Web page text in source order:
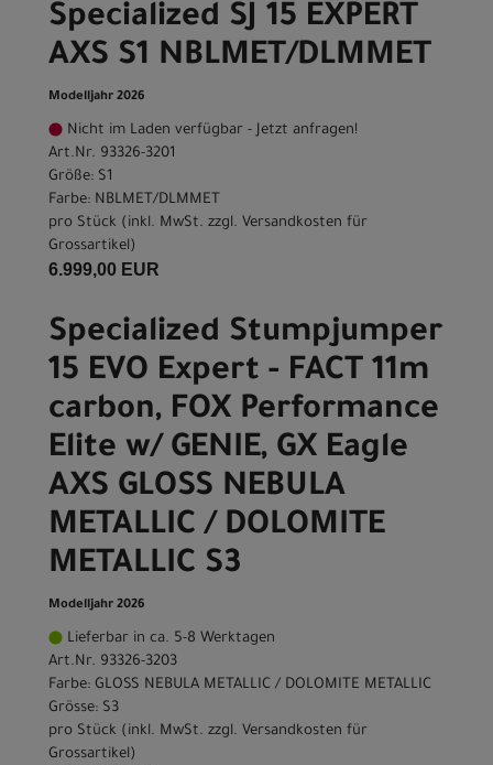
Specialized SJ 15 EXPERT
AXS S1 NBLMET/DLMMET
Modelljahr 2026
Nicht im Laden verfügbar - Jetzt anfragen!
Art.Nr. 93326-3201
Größe: S1
Farbe: NBLMET/DLMMET
pro Stück (inkl. MwSt. zzgl. Versandkosten für
Grossartikel)
6.999,00 EUR
Specialized Stumpjumper
15 EVO Expert - FACT 11m
carbon, FOX Performance
Elite w/ GENIE, GX Eagle
AXS GLOSS NEBULA
METALLIC / DOLOMITE
METALLIC S3
Modelljahr 2026
Lieferbar in ca. 5-8 Werktagen
Art.Nr. 93326-3203
Farbe: GLOSS NEBULA METALLIC / DOLOMITE METALLIC
Grösse: S3
pro Stück (inkl. MwSt. zzgl. Versandkosten für
Grossartikel)